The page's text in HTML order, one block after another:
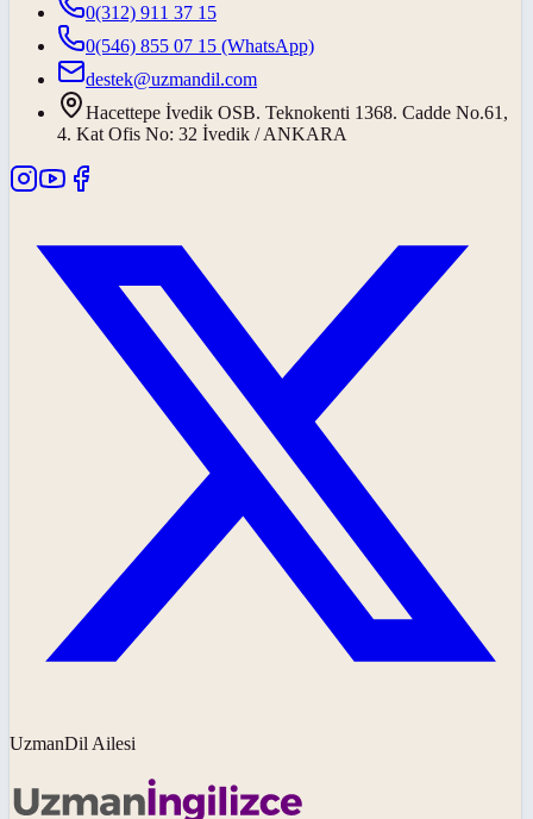
0(312) 911 37 15
0(546) 855 07 15 (WhatsApp)
destek@uzmandil.com
Hacettepe İvedik OSB. Teknokenti 1368. Cadde No.61,
4. Kat Ofis No: 32 İvedik / ANKARA
UzmanDil Ailesi